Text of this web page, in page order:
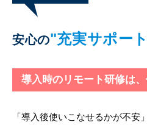
安心の"充実サポー
導入時のリモート研修は、
「導入後使いこなせるかが不安